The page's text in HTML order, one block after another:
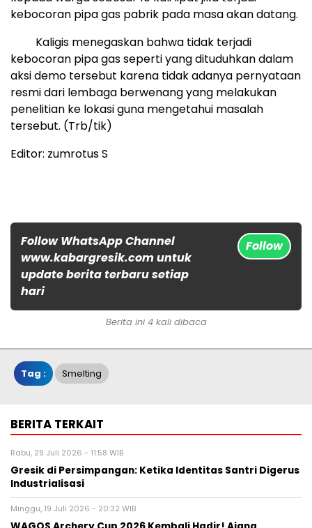
kebocoran pipa gas pabrik pada masa akan datang.
Kaligis menegaskan bahwa tidak terjadi
kebocoran pipa gas seperti yang dituduhkan dalam
aksi demo tersebut karena tidak adanya pernyataan
resmi dari lembaga berwenang yang melakukan
penelitian ke lokasi guna mengetahui masalah
tersebut. (Trb/tik)
Editor: zumrotus S
Follow WhatsApp Channel
www.kabargresik.com untuk
update berita terbaru setiap
hari
Follow
Berita ini 4 kali dibaca
Tag : Smelting
BERITA TERKAIT
Rabu, 29 Juli 2026 - 11:58 WIB
Gresik di Persimpangan: Ketika Identitas Santri Digerus
Industrialisasi
Minggu, 19 Juli 2026 - 20:32 WIB